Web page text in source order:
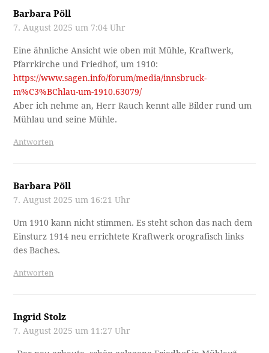
Barbara Pöll
7. August 2025 um 7:04 Uhr
Eine ähnliche Ansicht wie oben mit Mühle, Kraftwerk,
Pfarrkirche und Friedhof, um 1910:
https://www.sagen.info/forum/media/innsbruck-
m%C3%BChlau-um-1910.63079/
Aber ich nehme an, Herr Rauch kennt alle Bilder rund um
Mühlau und seine Mühle.
Antworten
Barbara Pöll
7. August 2025 um 16:21 Uhr
Um 1910 kann nicht stimmen. Es steht schon das nach dem
Einsturz 1914 neu errichtete Kraftwerk orografisch links
des Baches.
Antworten
Ingrid Stolz
7. August 2025 um 11:27 Uhr